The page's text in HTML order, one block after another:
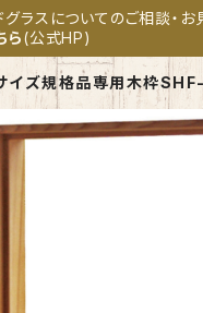
グラスについてのご相談・お
ら(公式HP)
イズ規格品専用木枠
ンホーム ステンドグラス
カー 公式オンラインシ